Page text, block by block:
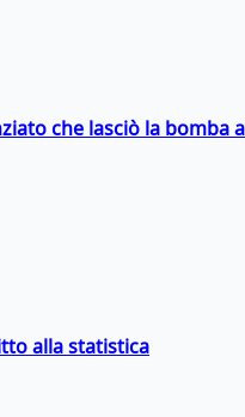
che lasciò la bomba
alla statistica